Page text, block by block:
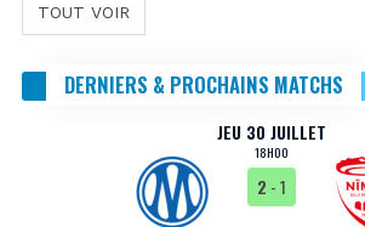
TOUT VOIR
DERNIERS & PROCHAINS MATCHS
JEU 30 JUILLET
18H00
2 - 1